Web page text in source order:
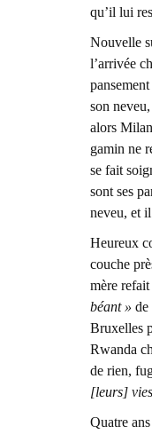
qu’il lui
Nouvelle
l’arrivée
son
alors
gamin ne
se fait
sont ses
neveu, et
Heureux
couche
mère
béant » de
Bruxelles
Rwanda
de rien,
[leurs]
Quatre